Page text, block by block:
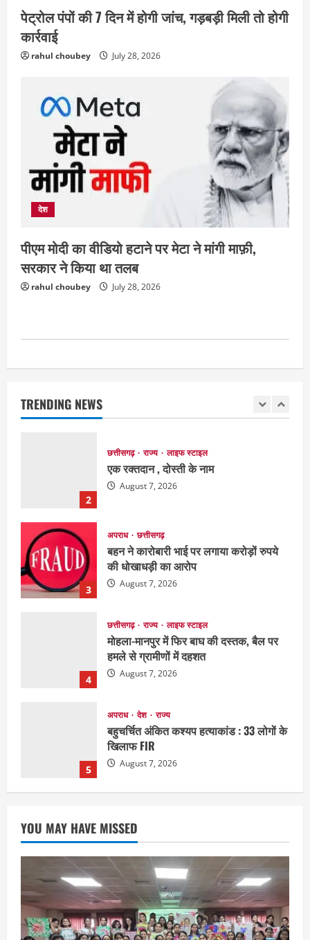
पेट्रोल पंपों की 7 दिन में होगी जांच, गड़बड़ी मिली तो होगी
कार्रवाई
rahul choubey July 28, 2026
देश
पीएम मोदी का वीडियो हटाने पर मेटा ने मांगी माफ़ी,
सरकार ने किया था तलब
rahul choubey July 28, 2026
TRENDING NEWS
एक रक्तदान , दोस्ती के नाम
3
बहन ने कारोबारी भाई पर लगाया करोड़ों रुपये
की धोखाधड़ी का आरोप
August 7, 2026
छत्तीसगढ़ राज्य
मोहला-मानपुर में फिर बाघ की दस्तक, बैल पर
हमले से ग्रामीणों में दहशत
अपराध देश
बहुचर्चित अंकित कश्यप हत्याकांड : 33 लोगों के
खिलाफ FIR
1
मैक में इंटीरियर डिजाइन विभाग ने मनाया
2
छत्तीसगढ़ राज्य लाइफ स्टाइल
एक रक्तदान , दोस्ती के नाम
August 7, 2026
3
अपराध छत्तीसगढ़
बहन ने कारोबारी भाई पर लगाया करोड़ों रुपये
की धोखाधड़ी का आरोप
August 7, 2026
4
छत्तीसगढ़ राज्य लाइफ स्टाइल
मोहला-मानपुर में फिर बाघ की दस्तक, बैल पर
हमले से ग्रामीणों में दहशत
August 7, 2026
5
अपराध देश राज्य
बहुचर्चित अंकित कश्यप हत्याकांड : 33 लोगों के
खिलाफ FIR
August 7, 2026
1
मैक में इंटीरियर डिजाइन विभाग ने मनाया
राष्ट्रीय हथकरघा दिवस
छत्तीसगढ़ राज्य लाइफ स्टाइल
एक रक्तदान , दोस्ती के नाम
August 7, 2026
YOU MAY HAVE MISSED